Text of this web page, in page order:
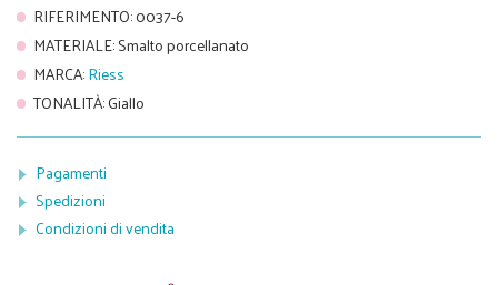
RIFERIMENTO:0037-6
MATERIALE:Smalto porcellanato
MARCA:Riess
TONALITÀ:Giallo
Pagamenti
Spedizioni
Condizioni di vendita